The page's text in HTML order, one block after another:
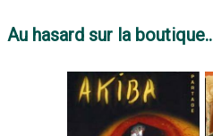
Au hasard sur la